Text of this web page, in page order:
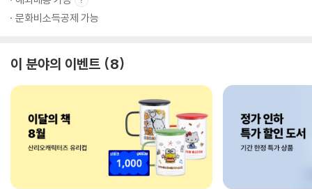
문화비소득공제 가능
이 분야의 이벤트 8